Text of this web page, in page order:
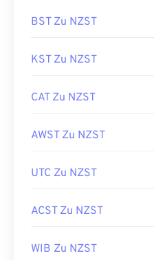
BST Zu NZST
KST Zu NZST
CAT Zu NZST
AWST Zu NZST
UTC Zu NZST
ACST Zu NZST
WIB Zu NZST